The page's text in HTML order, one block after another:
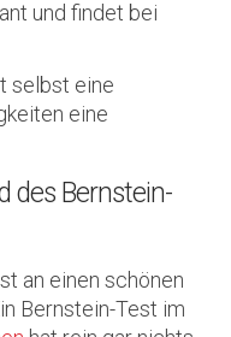
und findet bei
selbst eine
eine
des Bernstein-
an einen schönen
Bernstein-Test im